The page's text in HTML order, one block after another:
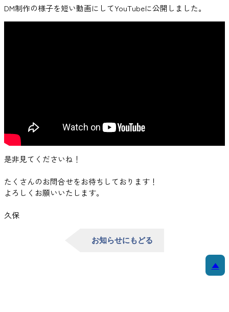
DM制作の様子を短い動画にしてYouTubeに公開しました。
是非見てくださいね！
たくさんのお問合せをお待ちしております！
よろしくお願いいたします。
久保
お知らせにもどる
▲